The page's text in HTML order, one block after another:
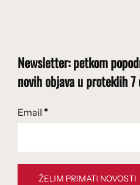
Newsletter: petkom
novih objava u proteklih 7
Email *